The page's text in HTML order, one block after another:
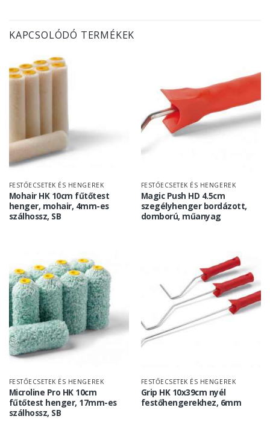
KAPCSOLÓDÓ TERMÉKEK
FESTŐECSETEK ÉS HENGEREK
Mohair HK 10cm fűtőtest
henger, mohair, 4mm-es
szálhossz, SB
FESTŐECSETEK ÉS HENGEREK
Magic Push HD 4.5cm
szegélyhenger bordázott,
domború, műanyag
FESTŐECSETEK ÉS HENGEREK
Microline Pro HK 10cm
fűtőtest henger, 17mm-es
szálhossz, SB
FESTŐECSETEK ÉS HENGEREK
Grip HK 10x39cm nyél
festőhengerekhez, 6mm